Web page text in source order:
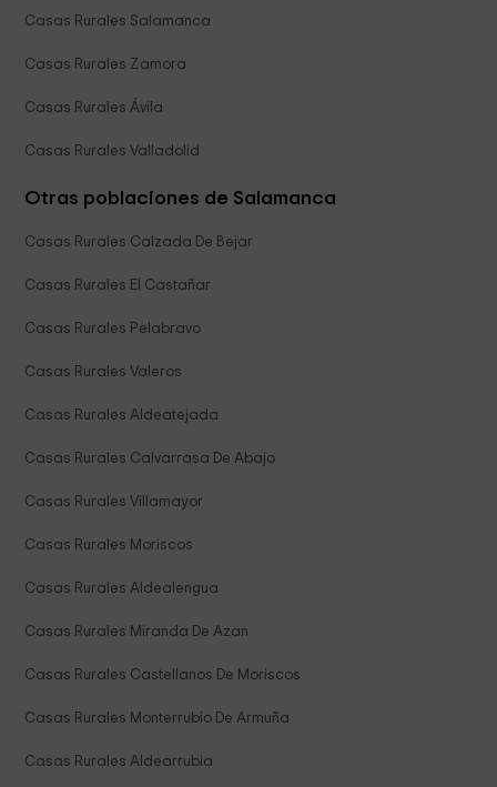
Casas Rurales Salamanca
Casas Rurales Zamora
Casas Rurales Ávila
Casas Rurales Valladolid
Otras poblaciones de Salamanca
Casas Rurales Calzada De Bejar
Casas Rurales El Castañar
Casas Rurales Pelabravo
Casas Rurales Valeros
Casas Rurales Aldeatejada
Casas Rurales Calvarrasa De Abajo
Casas Rurales Villamayor
Casas Rurales Moriscos
Casas Rurales Aldealengua
Casas Rurales Miranda De Azan
Casas Rurales Castellanos De Moriscos
Casas Rurales Monterrubio De Armuña
Casas Rurales Aldearrubia